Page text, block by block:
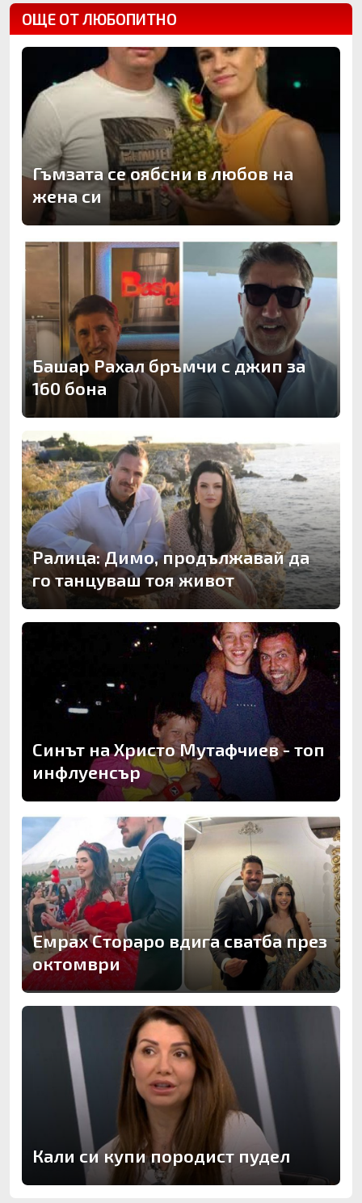
ОЩЕ ОТ ЛЮБОПИТНО
Гъмзата се оябсни в любов на
жена си
Башар Рахал бръмчи с джип за
160 бона
Ралица: Димо, продължавай да
го танцуваш тоя живот
Синът на Христо Мутафчиев - топ
инфлуенсър
Емрах Стораро вдига сватба през
октомври
Кали си купи породист пудел